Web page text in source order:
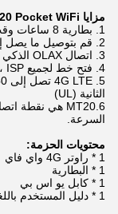
مزايا OLAX MT20 Pocket WiFi:
1. بطارية 8 ساعات وقت العمل
2. قم بتوصيل ما يصل إلى 10 أجهزة
3. اتصال OLAX الذكي
4. فتح خط لجميع ISP ، مشاركة تلقائية لشبكة WiFi
الثانية (UL)
السرعة.
محتويات الحزمة:
1 * راوتر 4G واي فاي
1 * البطارية
1 * كابل يو اس بي
1 * دليل المستخدم باللغة الإنجليزية